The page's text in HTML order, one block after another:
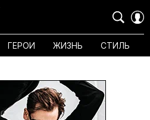
ГЕРОИ ЖИЗНЬ СТИЛЬ